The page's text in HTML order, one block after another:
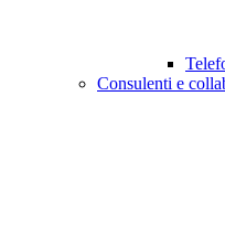
Consulenti e